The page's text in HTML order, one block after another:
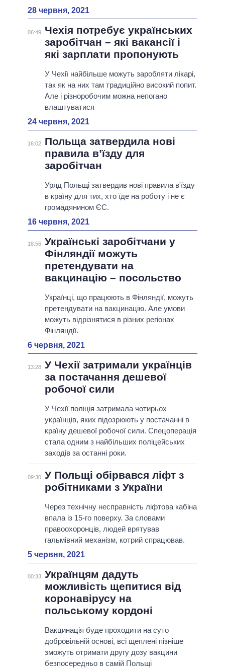
28 червня, 2021
06:49
Чехія потребує українських
заробітчан – які вакансії і
які зарплати пропонують
У Чехії найбільше можуть заробляти лікарі,
так як на них там традиційно високий попит.
Але і різноробочим можна непогано
влаштуватися
24 червня, 2021
16:02
Польща затвердила нові
правила в’їзду для
заробітчан
Уряд Польщі затвердив нові правила в'їзду
в країну для тих, хто їде на роботу і не є
громадянином ЄС.
16 червня, 2021
18:56 Українські заробітчани у
Фінляндії можуть
претендувати на
вакцинацію – посольство
Українці, що працюють в Фінляндії, можуть
претендувати на вакцинацію. Але умови
можуть відрізнятися в різних регіонах
Фінляндії.
6 червня, 2021
13:28 У Чехії затримали українців
за постачання дешевої
робочої сили
У Чехії поліція затримала чотирьох
українців, яких підозрюють у постачанні в
країну дешевої робочої сили. Спецоперація
стала одним з найбільших поліцейських
заходів за останні роки.
09:30 У Польщі обірвався ліфт з
робітниками з України
Через технічну несправність ліфтова кабіна
впала із 15-го поверху. За словами
правоохоронців, людей врятував
гальмівний механізм, котрий спрацював.
5 червня, 2021
00:33 Українцям дадуть
можливість щепитися від
коронавірусу на
польському кордоні
Вакцинація буде проходити на суто
добровільній основі, всі щеплені пізніше
зможуть отримати другу дозу вакцини
безпосередньо в самій Польщі